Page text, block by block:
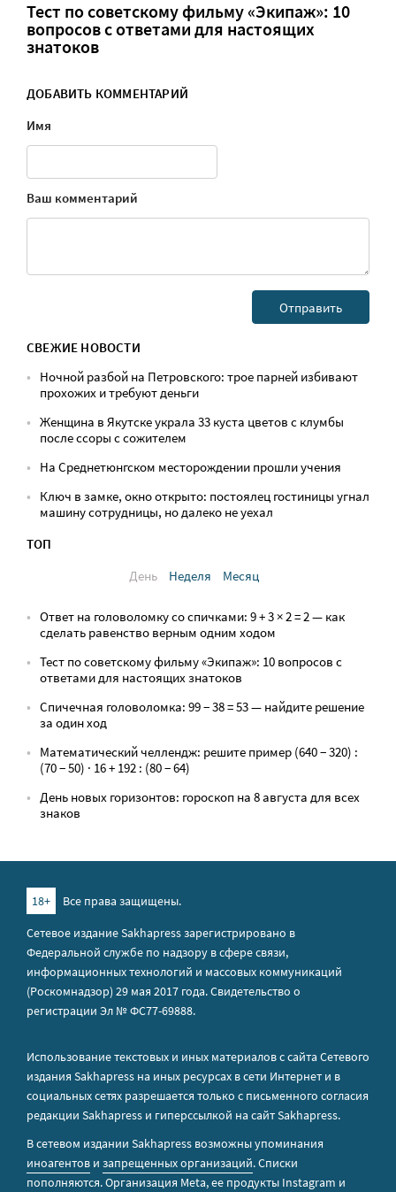
Тест по советскому фильму «Экипаж»: 10
вопросов с ответами для настоящих
знатоков
ДОБАВИТЬ КОММЕНТАРИЙ
Имя
Ваш комментарий
СВЕЖИЕ НОВОСТИ
Ночной разбой на Петровского: трое парней избивают
прохожих и требуют деньги
Женщина в Якутске украла 33 куста цветов с клумбы
после ссоры с сожителем
На Среднетюнгском месторождении прошли учения
Ключ в замке, окно открыто: постоялец гостиницы угнал
машину сотрудницы, но далеко не уехал
ТОП
День
Неделя Месяц
Ответ на головоломку со спичками: 9 + 3 × 2 = 2 — как
сделать равенство верным одним ходом
Тест по советскому фильму «Экипаж»: 10 вопросов с
ответами для настоящих знатоков
Спичечная головоломка: 99 − 38 = 53 — найдите решение
за один ход
Математический челлендж: решите пример (640 − 320) :
(70 − 50) · 16 + 192 : (80 − 64)
День новых горизонтов: гороскоп на 8 августа для всех
знаков
18+
Все права защищены.
Сетевое издание Sakhapress зарегистрировано в
Федеральной службе по надзору в сфере связи,
информационных технологий и массовых коммуникаций
(Роскомнадзор) 29 мая 2017 года. Свидетельство о
регистрации Эл № ФС77-69888.
Использование текстовых и иных материалов с сайта Сетевого
издания Sakhapress на иных ресурсах в сети Интернет и в
социальных сетях разрешается только с письменного согласия
редакции Sakhapress и гиперссылкой на сайт Sakhapress.
В сетевом издании Sakhapress возможны упоминания
иноагентов и запрещенных организаций. Списки
пополняются. Организация Metа, ее продукты Instagram и